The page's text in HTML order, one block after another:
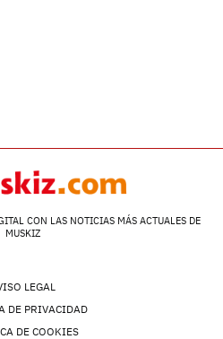
CON LAS NOTICIAS MÁS ACTUALES DE
MUSKIZ
LEGAL
DE PRIVACIDAD
DE COOKIES